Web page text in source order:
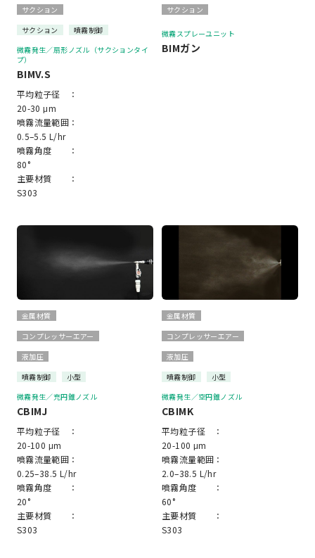
サクション
サクション
噴霧制御
微霧発生／扇形ノズル（サクションタイ
プ）
BIMV.S
平均粒子径 ：
20-30 μm
噴霧流量範囲：
0.5–5.5 L/hr
噴霧角度 ：
80°
主要材質 ：
S303
サクション
微霧スプレーユニット
BIMガン
金属材質
コンプレッサーエアー
液加圧
噴霧制御
小型
微霧発生／充円錐ノズル
CBIMJ
平均粒子径 ：
20-100 μm
噴霧流量範囲：
0.25–38.5 L/hr
噴霧角度 ：
20°
主要材質 ：
S303
金属材質
コンプレッサーエアー
液加圧
噴霧制御
小型
微霧発生／空円錐ノズル
CBIMK
平均粒子径 ：
20-100 μm
噴霧流量範囲：
2.0–38.5 L/hr
噴霧角度 ：
60°
主要材質 ：
S303